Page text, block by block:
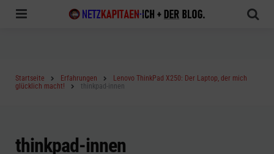
Startseite Erfahrungen
Lenovo ThinkPad X250: Der Laptop, der mich
glücklich macht!
thinkpad-innen
thinkpad-innen